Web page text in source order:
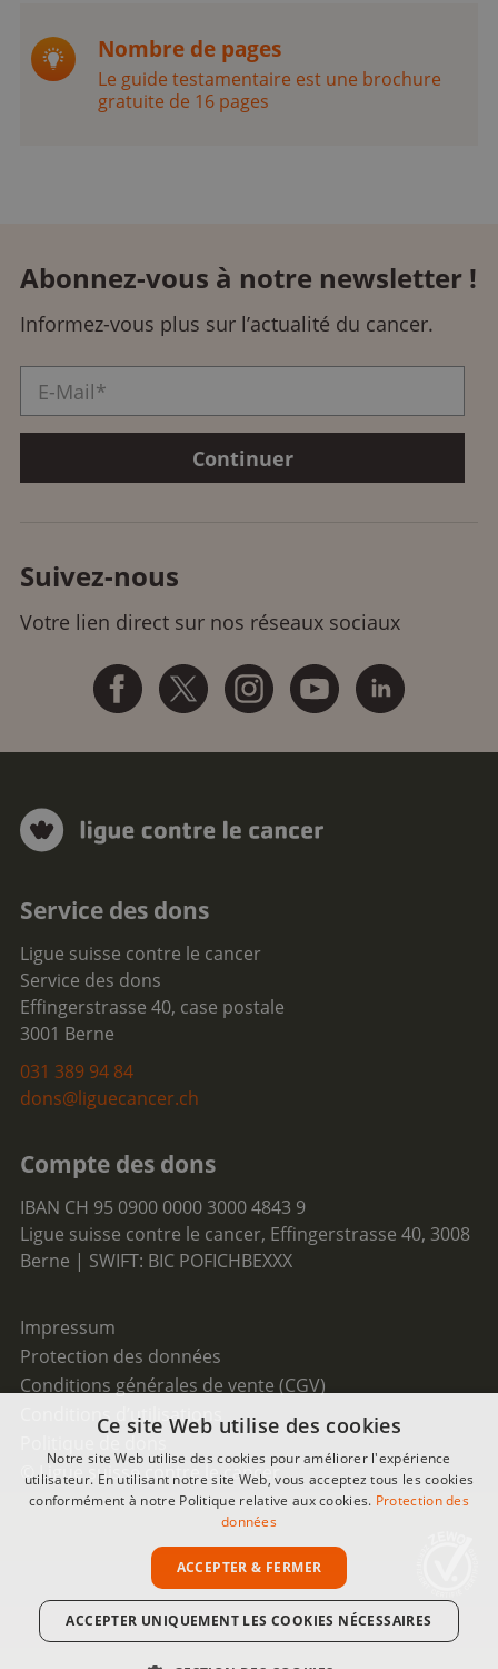
Nombre de pages
Le guide testamentaire est une brochure
gratuite de 16 pages
Abonnez-vous à notre newsletter !
Informez-vous plus sur l’actualité du cancer.
Suivez-nous
Votre lien direct sur nos réseaux sociaux
Service des dons
Ligue suisse contre le cancer
Service des dons
Effingerstrasse 40, case postale
3001 Berne
031 389 94 84
dons@liguecancer.ch
Compte des dons
IBAN CH 95 0900 0000 3000 4843 9
Ligue suisse contre le cancer, Effingerstrasse 40, 3008
Berne | SWIFT: BIC POFICHBEXXX
Impressum
Protection des données
Conditions générales de vente (CGV)
Conditions d’utilisations
© Ligue suisse contre le cancer
Ce site Web utilise des cookies
Notre site Web utilise des cookies pour améliorer l'expérience
utilisateur. En utilisant notre site Web, vous acceptez tous les cookies
conformément à notre Politique relative aux cookies. Protection des
données
ACCEPTER & FERMER
ACCEPTER UNIQUEMENT LES COOKIES NÉCESSAIRES